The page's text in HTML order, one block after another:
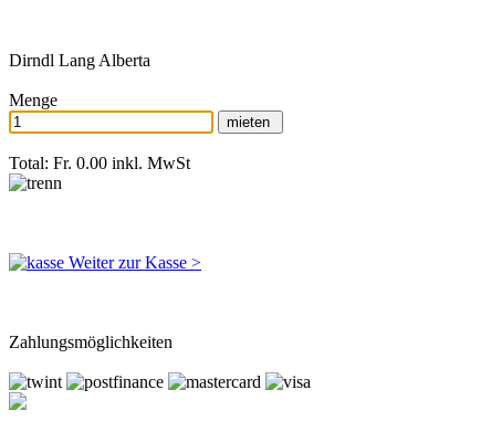
Dirndl Lang Alberta
Menge
Total: Fr. 0.00 inkl. MwSt
Weiter zur Kasse >
Zahlungsmöglichkeiten